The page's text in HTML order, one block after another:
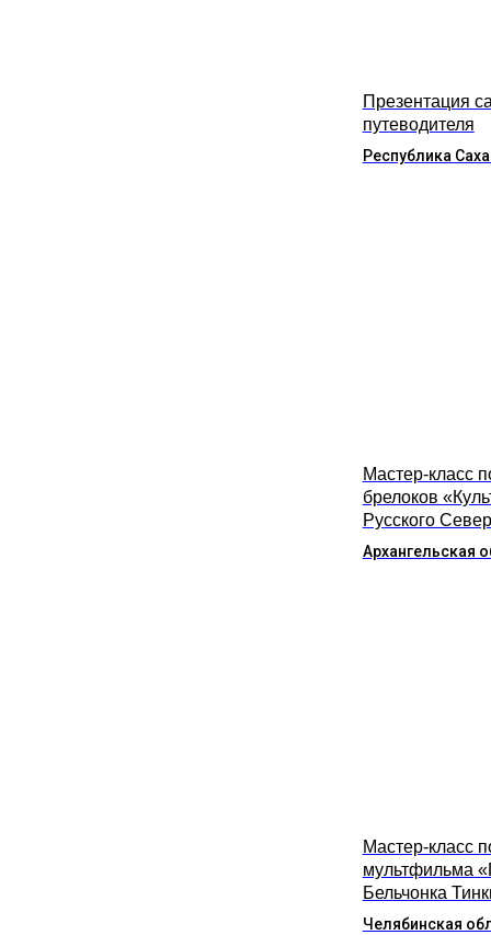
Презентация
путеводителя
Республика
Мастер-класс
брелоков
Русского
Архангельская
Мастер-класс
мультфильма
Бельчонка
Челябинская